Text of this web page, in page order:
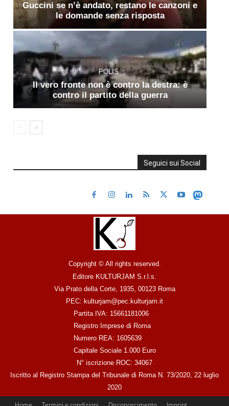
Guccini se n’è andato, restano le canzoni e
le domande senza risposta
POLIS
Il vero fronte non è contro la destra: è
contro il partito della guerra
Seguici sui Social
Copyright © All rights reserved.
Editore KULTURJAM S.r.l.s.
Via Prato della Corte, 1935, 00123 Roma
PEC: kulturjam@pec.kulturjam.it
Partita IVA: 15661181006
Registro Imprese di Roma
Numero REA: 1605639
Capitale Sociale 1.000 Euro
N° iscrizione ROC: 34067
Iscritto al Registro Stampa del Tribunale di Roma N. 73/2020, 22 luglio
2020